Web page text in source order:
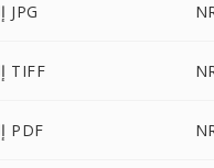
NRW إلى JPG
NRW إلى TIFF
NRW إلى PDF